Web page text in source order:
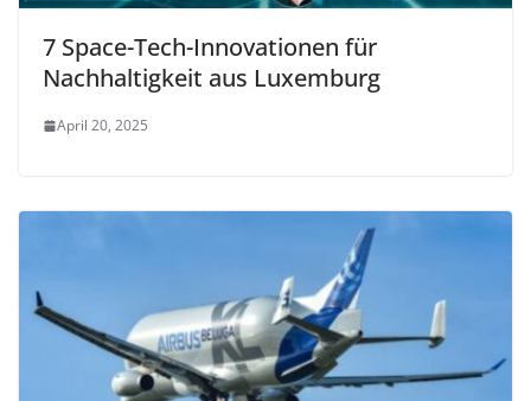
7 Space-Tech-Innovationen für
Nachhaltigkeit aus Luxemburg
April 20, 2025